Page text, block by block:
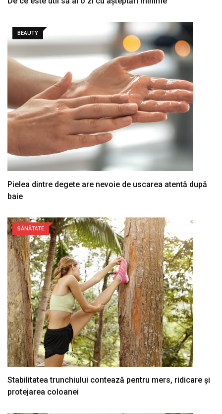
BEAUTY
Pielea dintre degete are nevoie de uscarea atentă după
baie
SĂNĂTATE
Stabilitatea trunchiului contează pentru mers, ridicare și
protejarea coloanei